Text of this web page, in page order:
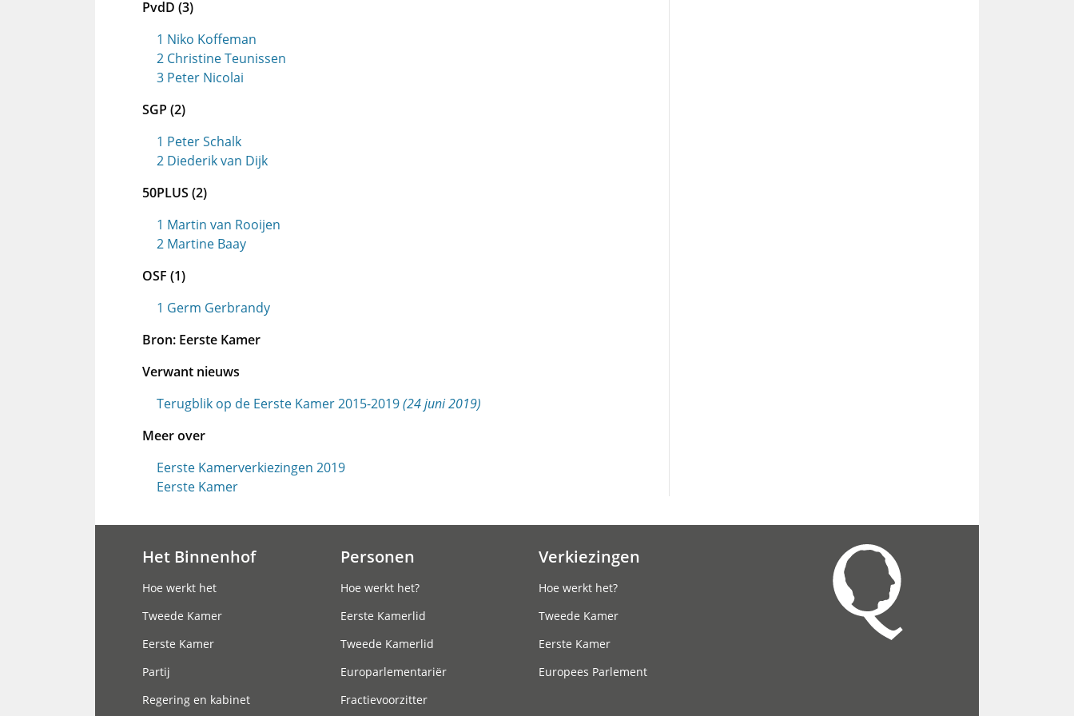
PvdD (3)
1 Niko Koffeman
2 Christine Teunissen
3 Peter Nicolai
SGP (2)
1 Peter Schalk
2 Diederik van Dijk
50PLUS (2)
1 Martin van Rooijen
2 Martine Baay
OSF (1)
1 Germ Gerbrandy
Bron: Eerste Kamer
Verwant nieuws
Terugblik op de Eerste Kamer 2015-2019(24 juni 2019)
Meer over
Eerste Kamerverkiezingen 2019
Eerste Kamer
Het Binnenhof
Hoe werkt het
Tweede Kamer
Eerste Kamer
Partij
Regering en kabinet
Personen
Hoe werkt het?
Eerste Kamerlid
Tweede Kamerlid
Europarlementariër
Fractievoorzitter
Verkiezingen
Hoe werkt het?
Tweede Kamer
Eerste Kamer
Europees Parlement